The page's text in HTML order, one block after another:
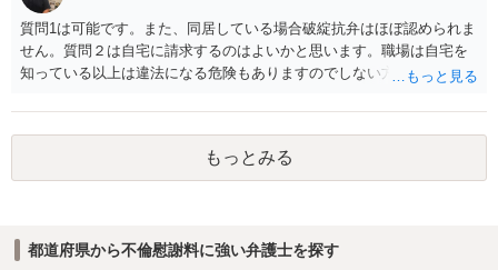
質問1は可能です。また、同居している場合破綻抗弁はほぼ認められま
せん。質問２は自宅に請求するのはよいかと思います。職場は自宅を
知っている以上は違法になる危険もありますのでしない方が良いで
かと思います。有責配偶者ですので相手方からの離婚は拒否しても仮
に訴訟されても法的に成立しません。質問５は認知すると養育費支払
い、相続権が発生します。合意があれば法的に可能ですが法律で強制
することはできません。質問６は可能です。質問７は不貞行為の写真
もっとみる
都道府県から不倫慰謝料に強い弁護士を探す